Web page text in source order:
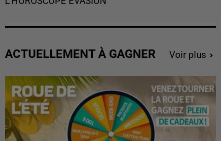
ACTUELLEMENT À GAGNER Voir plus